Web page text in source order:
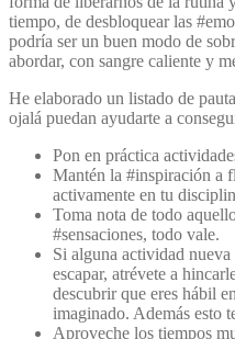
tiempo, de desbloquear las
podría ser un buen modo de
abordar, con sangre caliente y
He elaborado un listado de
ojalá puedan ayudarte a
Pon en práctica
Mantén la #inspiración a
activamente en tu
Toma nota de todo
#sensaciones, todo vale.
Si alguna actividad
escapar, atrévete a
descubrir que eres hábil
imaginado. Además esto
Aproveche los tiempos